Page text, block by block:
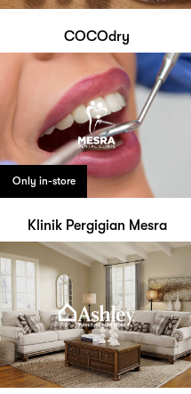
COCOdry
Only in-store
Klinik Pergigian Mesra